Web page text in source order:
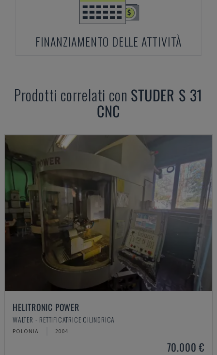
FINANZIAMENTO DELLE ATTIVITÀ
Prodotti correlati con STUDER S 31
CNC
HELITRONIC POWER
WALTER - RETTIFICATRICE CILINDRICA
POLONIA 2004
70.000 €